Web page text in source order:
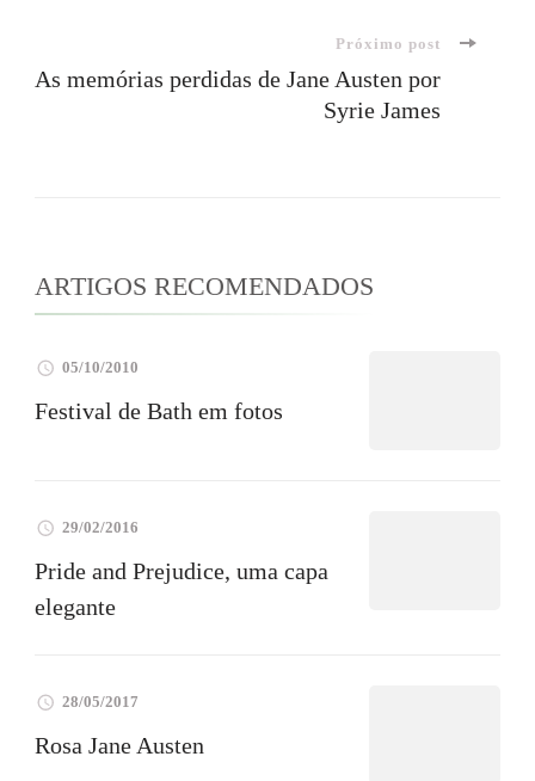
Próximo post
As memórias perdidas de Jane Austen por
Syrie James
ARTIGOS RECOMENDADOS
05/10/2010
Festival de Bath em fotos
29/02/2016
Pride and Prejudice, uma capa
elegante
28/05/2017
Rosa Jane Austen